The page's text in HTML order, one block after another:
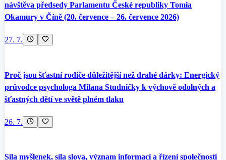
návštěva předsedy Parlamentu České republiky Tomia
Okamury v Číně (20. července – 26. července 2026)
27. 7.
Proč jsou šťastní rodiče důležitější než drahé dárky: Energický
průvodce psychologa Milana Studničky k výchově odolných a
šťastných dětí ve světě plném tlaku
26. 7.
Síla myšlenek, síla slova, význam informací a řízení společnosti